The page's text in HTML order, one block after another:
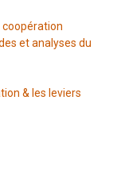
coopération
et analyses du
& les leviers